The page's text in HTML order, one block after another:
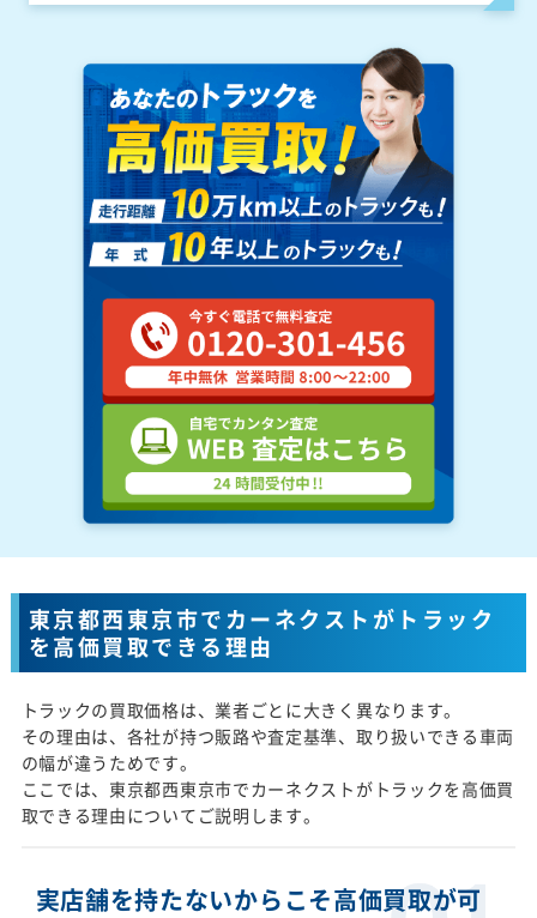
東京都西東京市でカーネクストがトラック
を高価買取できる理由
トラックの買取価格は、業者ごとに大きく異なります。
その理由は、各社が持つ販路や査定基準、取り扱いできる車両
の幅が違うためです。
ここでは、東京都西東京市でカーネクストがトラックを高価買
取できる理由についてご説明します。
実店舗を持たないからこそ高価買取が可